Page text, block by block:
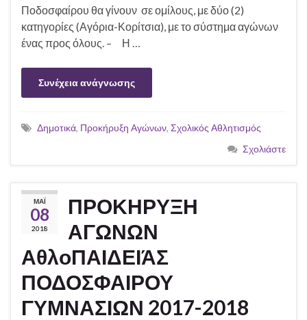
Ποδοσφαίρου θα γίνουν σε ομίλους, με δύο (2)
κατηγορίες (Αγόρια-Κορίτσια), με το σύστημα αγώνων
ένας προς όλους. – Η …
Συνέχεια ανάγνωσης
Δημοτικά, Προκήρυξη Αγώνων, Σχολικός Αθλητισμός
Σχολιάστε
ΜΆΙ
08
2018
ΠΡΟΚΗΡΥΞΗ
ΑΓΩΝΩΝ
ΑθλοΠΑΙΔΕΙΆΣ
ΠΟΔΟΣΦΑΙΡΟΥ
ΓΥΜΝΑΣΙΩΝ 2017-2018